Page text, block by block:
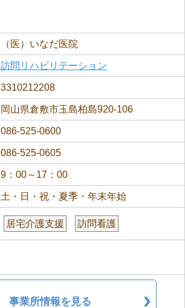
（医）いなだ医院
訪問リハビリテーション
3310212208
岡山県倉敷市玉島柏島920-106
086-525-0600
086-525-0605
9：00～17：00
土・日・祝・夏季・年末年始
居宅介護支援 訪問看護
事業所情報を見る